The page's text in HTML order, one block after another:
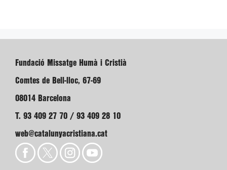
Fundació Missatge Humà i Cristià
Comtes de Bell-lloc, 67-69
08014 Barcelona
T. 93 409 27 70 / 93 409 28 10
web@catalunyacristiana.cat